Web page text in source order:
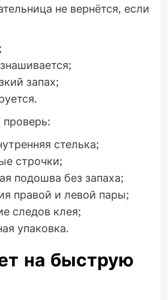
не вернётся, если
запах;
стелька;
строчки;
подошва без запаха;
правой и левой пары;
следов клея;
упаковка.
на быструю